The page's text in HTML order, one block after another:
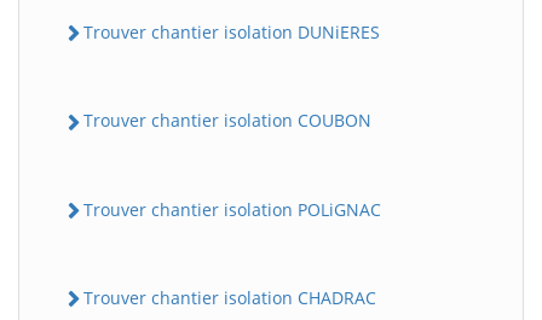
Trouver chantier isolation DUNiERES
Trouver chantier isolation COUBON
Trouver chantier isolation POLiGNAC
Trouver chantier isolation CHADRAC